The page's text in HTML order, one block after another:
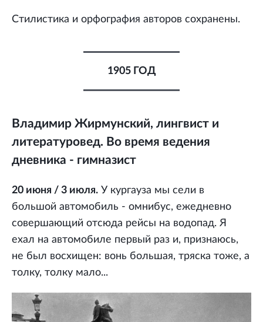
Стилистика и орфография авторов сохранены.
1905 ГОД
Владимир Жирмунский, лингвист и
литературовед. Во время ведения
дневника - гимназист
20 июня / 3 июля. У кургауза мы сели в
большой автомобиль - омнибус, ежедневно
совершающий отсюда рейсы на водопад. Я
ехал на автомобиле первый раз и, признаюсь,
не был восхищен: вонь большая, тряска тоже, а
толку, толку мало...